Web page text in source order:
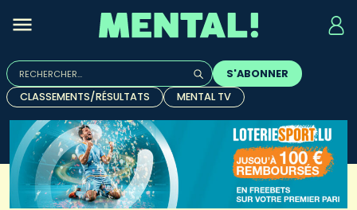
Rechercher :
Quand les résultats de l'auto-complétion sont
S'ABONNER
CLASSEMENTS/RÉSULTATS
MENTAL TV